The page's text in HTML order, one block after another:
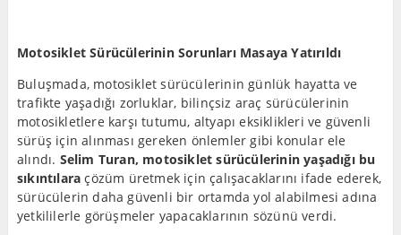
Motosiklet Sürücülerinin Sorunları Masaya Yatırıldı
Buluşmada, motosiklet sürücülerinin günlük hayatta ve
trafikte yaşadığı zorluklar, bilinçsiz araç sürücülerinin
motosikletlere karşı tutumu, altyapı eksiklikleri ve güvenli
sürüş için alınması gereken önlemler gibi konular ele
alındı. Selim Turan, motosiklet sürücülerinin yaşadığı bu
sıkıntılara çözüm üretmek için çalışacaklarını ifade ederek,
sürücülerin daha güvenli bir ortamda yol alabilmesi adına
yetkililerle görüşmeler yapacaklarının sözünü verdi.